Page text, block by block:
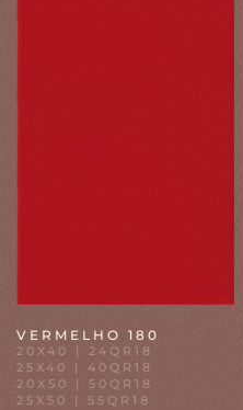
VERMELHO 180
20X40 | 24QR18
25X40 | 40QR18
20X50 | 50QR18
25X50 | 55QR18